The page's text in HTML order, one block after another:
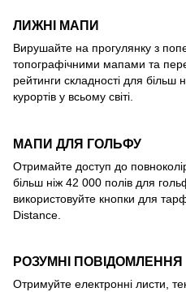
ЛИЖНІ МАПИ
Вирушайте на прогулянку з
топографічними мапами та
рейтинги складності для більш
курортів у всьому світі.
МАПИ ДЛЯ ГОЛЬФУ
Отримайте доступ до
більш ніж 42 000 полів для
використовуйте кнопки для
Distance.
РОЗУМНІ ПОВІДОМЛЕННЯ
Отримуйте електронні листи,